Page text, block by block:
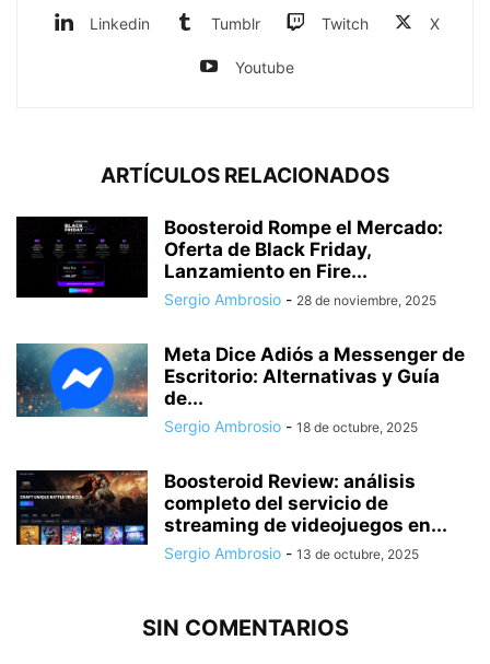
Linkedin Tumblr Twitch X
Youtube
ARTÍCULOS RELACIONADOS
Boosteroid Rompe el Mercado:
Oferta de Black Friday,
Lanzamiento en Fire...
Sergio Ambrosio - 28 de noviembre, 2025
Meta Dice Adiós a Messenger de
Escritorio: Alternativas y Guía
de...
Sergio Ambrosio - 18 de octubre, 2025
Boosteroid Review: análisis
completo del servicio de
streaming de videojuegos en...
Sergio Ambrosio - 13 de octubre, 2025
SIN COMENTARIOS